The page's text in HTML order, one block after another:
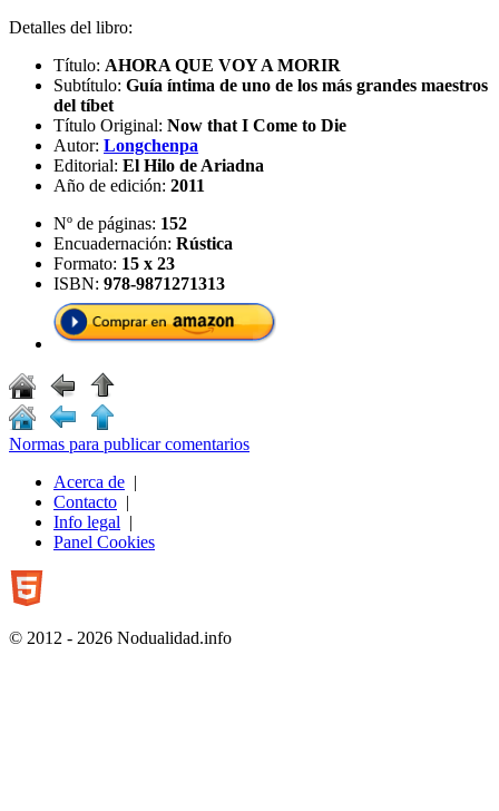
Detalles del libro:
Título: AHORA QUE VOY A MORIR
Subtítulo: Guía íntima de uno de los más grandes maestros
del tíbet
Título Original: Now that I Come to Die
Autor: Longchenpa
Editorial: El Hilo de Ariadna
Año de edición: 2011
Nº de páginas: 152
Encuadernación: Rústica
Formato: 15 x 23
ISBN: 978-9871271313
Normas para publicar comentarios
Acerca de |
Contacto |
Info legal |
Panel Cookies
© 2012 - 2026 Nodualidad.info